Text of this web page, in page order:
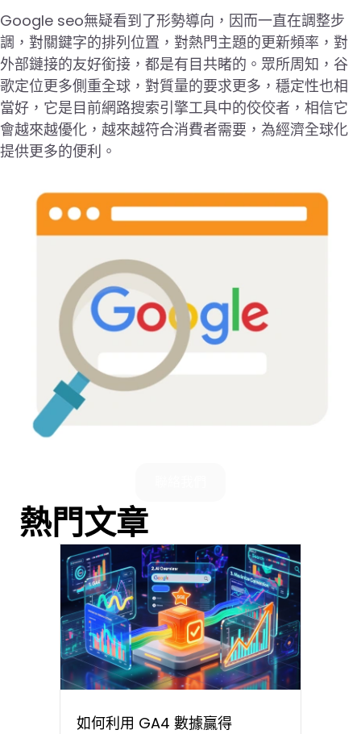
Google seo無疑看到了形勢導向，因而一直在調整步
調，對關鍵字的排列位置，對熱門主題的更新頻率，對
外部鏈接的友好銜接，都是有目共睹的。眾所周知，谷
歌定位更多側重全球，對質量的要求更多，穩定性也相
當好，它是目前網路搜索引擎工具中的佼佼者，相信它
會越來越優化，越來越符合消費者需要，為經濟全球化
提供更多的便利。
熱門文章
如何利用 GA4 數據贏得